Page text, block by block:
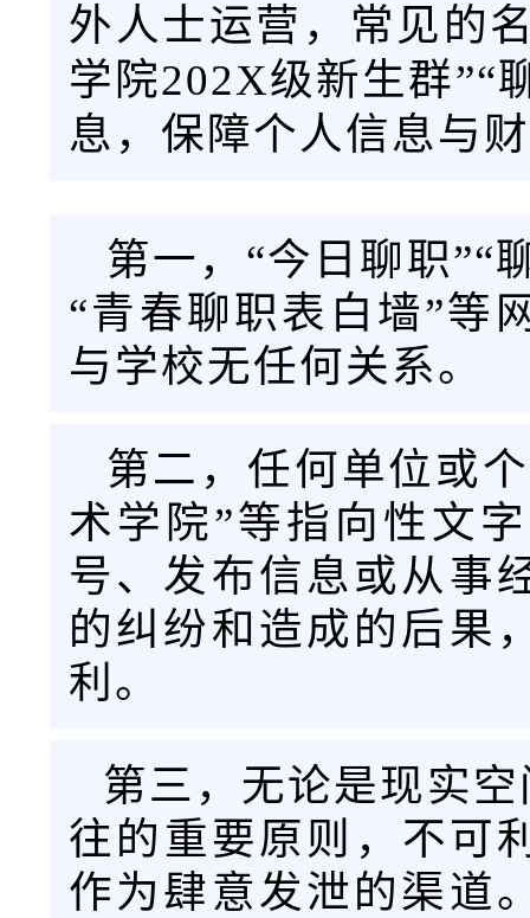
外人士运营，常见的
学院202X级新生群”“
息，保障个人信息与
第一，“今日聊职”“
“青春聊职表白墙”等
与学校无任何关系。
第二，任何单位或
术学院”等指向性文
号、发布信息或从事
的纠纷和造成的后果
利。
第三，无论是现实
往的重要原则，不可
作为肆意发泄的渠道